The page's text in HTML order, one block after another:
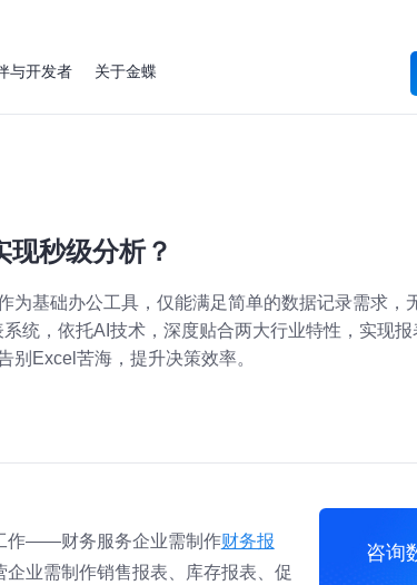
与开发者 关于金蝶
秒级分析？
基础办公工具，仅能满足简单的数据记录需求，
统，依托AI技术，深度贴合两大行业特性，实现
Excel苦海，提升决策效率。
作——财务服务企业需制作财务报
业需制作销售报表、库存报表、促
咨询